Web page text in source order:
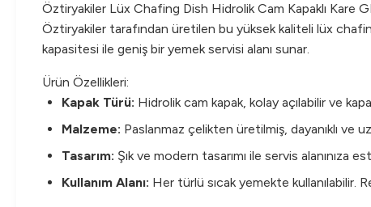
Öztiryakiler Lüx Chafing Dish Hidrolik Cam Kapaklı Kare
Öztiryakiler tarafından üretilen bu yüksek kaliteli lüx
kapasitesi ile geniş bir yemek servisi alanı sunar.
Ürün Özellikleri:
Kapak Türü: Hidrolik cam kapak, kolay açılabilir ve
Malzeme: Paslanmaz çelikten üretilmiş, dayanıklı ve
Tasarım: Şık ve modern tasarımı ile servis alanınıza
Kullanım Alanı: Her türlü sıcak yemekte kullanılabilir.